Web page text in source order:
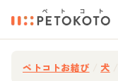
ペトコトお結び 犬